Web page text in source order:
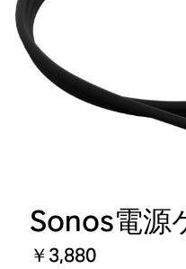
Sonos電源
￥3,880